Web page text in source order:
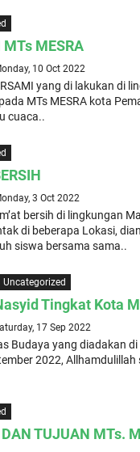
MTs MESRA
10 Oct 2022
yang di lakukan di
MTs MESRA kota
cuaca..
3 Oct 2022
bersih di lingkungan
di beberapa Lokasi,
siswa bersama sama..
Uncategorized
Tingkat Kota
17 Sep 2022
Budaya yang diadakan
2022,
TUJUAN MTs.